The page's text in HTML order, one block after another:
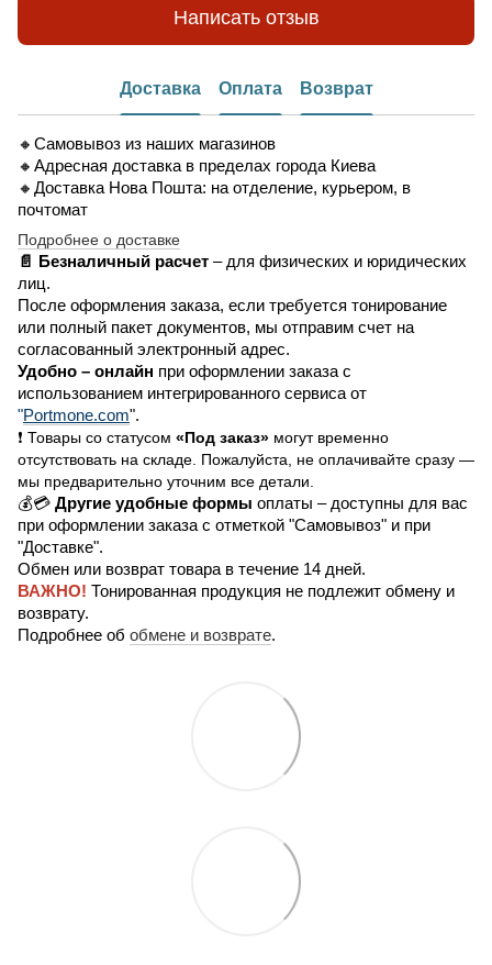
Написать отзыв
Доставка Оплата Возврат
🔸Самовывоз из наших магазинов
🔸Адресная доставка в пределах города Киева
🔸Доставка Нова Пошта: на отделение, курьером, в
почтомат
Подробнее о доставке
📄 Безналичный расчет – для физических и юридических
лиц.
После оформления заказа, если требуется тонирование
или полный пакет документов, мы отправим счет на
согласованный электронный адрес.
Удобно – онлайн при оформлении заказа с
использованием интегрированного сервиса от
"Portmone.com".
❗ Товары со статусом «Под заказ» могут временно
отсутствовать на складе. Пожалуйста, не оплачивайте сразу —
мы предварительно уточним все детали.
💰💳 Другие удобные формы оплаты – доступны для вас
при оформлении заказа с отметкой "Самовывоз" и при
"Доставке".
Обмен или возврат товара в течение 14 дней.
ВАЖНО! Тонированная продукция не подлежит обмену и
возврату.
Подробнее об обмене и возврате.